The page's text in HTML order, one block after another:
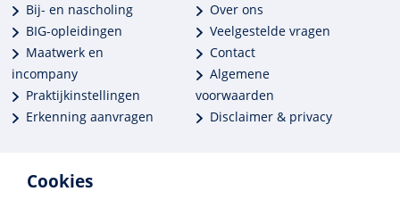
Cookies
Bij- en nascholing
BIG-opleidingen
Maatwerk en
incompany
Praktijkinstellingen
Erkenning aanvragen
Over ons
Veelgestelde vragen
Contact
Algemene
voorwaarden
Disclaimer & privacy